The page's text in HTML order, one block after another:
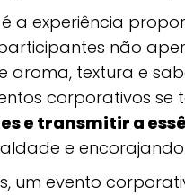
a experiência
não
aroma, textura e
corporativos se
e transmitir a
e
um evento